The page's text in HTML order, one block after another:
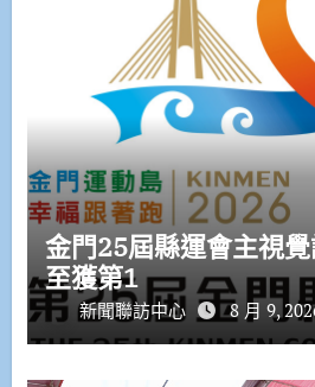
金門25屆縣運會主視
至獲第1
新聞聯訪中心 8 月 9,